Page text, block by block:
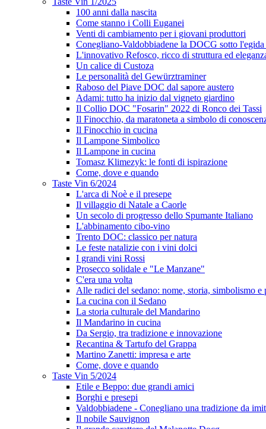
100 anni dalla nascita
Come stanno i Colli Euganei
Venti di cambiamento per i giovani produttori
Conegliano-Valdobbiadene la DOCG sotto
L'innovativo Refosco, ricco di struttura ed
Un calice di Custoza
Le personalità del Gewürztraminer
Raboso del Piave DOC dal sapore austero
Adami: tutto ha inizio dal vigneto giardino
Il Collio DOC "Fosarin" 2022 di Ronco dei Tassi
Il Finocchio, da maratoneta a simbolo di
Il Finocchio in cucina
Il Lampone Simbolico
Il Lampone in cucina
Tomasz Klimezyk: le fonti di ispirazione
Come, dove e quando
Taste Vin 6/2024
L'arca di Noè e il presepe
Il villaggio di Natale a Caorle
Un secolo di progresso dello Spumante Italiano
L'abbinamento cibo-vino
Trento DOC: classico per natura
Le feste natalizie con i vini dolci
I grandi vini Rossi
Prosecco solidale e "Le Manzane"
C'era una volta
Alle radici del sedano: nome, storia, simbolismo e
La cucina con il Sedano
La storia culturale del Mandarino
Il Mandarino in cucina
Da Sergio, tra tradizione e innovazione
Recantina & Tartufo del Grappa
Martino Zanetti: impresa e arte
Come, dove e quando
Taste Vin 5/2024
Etile e Beppo: due grandi amici
Borghi e presepi
Valdobbiadene - Conegliano una tradizione da
Il nobile Sauvignon